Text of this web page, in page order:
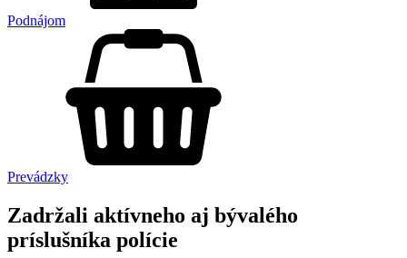
Podnájom
Prevádzky
Zadržali aktívneho aj bývalého
príslušníka polície